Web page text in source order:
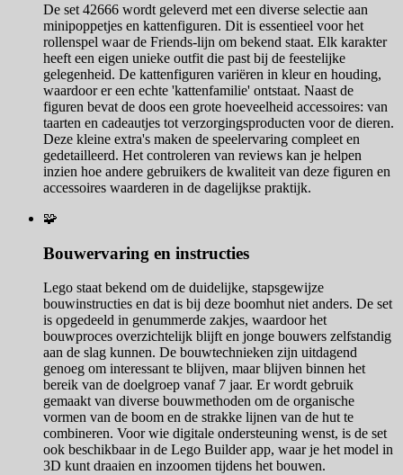
De set 42666 wordt geleverd met een diverse selectie aan
minipoppetjes en kattenfiguren. Dit is essentieel voor het
rollenspel waar de Friends-lijn om bekend staat. Elk karakter
heeft een eigen unieke outfit die past bij de feestelijke
gelegenheid. De kattenfiguren variëren in kleur en houding,
waardoor er een echte 'kattenfamilie' ontstaat. Naast de
figuren bevat de doos een grote hoeveelheid accessoires: van
taarten en cadeautjes tot verzorgingsproducten voor de dieren.
Deze kleine extra's maken de speelervaring compleet en
gedetailleerd. Het controleren van reviews kan je helpen
inzien hoe andere gebruikers de kwaliteit van deze figuren en
accessoires waarderen in de dagelijkse praktijk.
🧩
Bouwervaring en instructies
Lego staat bekend om de duidelijke, stapsgewijze
bouwinstructies en dat is bij deze boomhut niet anders. De set
is opgedeeld in genummerde zakjes, waardoor het
bouwproces overzichtelijk blijft en jonge bouwers zelfstandig
aan de slag kunnen. De bouwtechnieken zijn uitdagend
genoeg om interessant te blijven, maar blijven binnen het
bereik van de doelgroep vanaf 7 jaar. Er wordt gebruik
gemaakt van diverse bouwmethoden om de organische
vormen van de boom en de strakke lijnen van de hut te
combineren. Voor wie digitale ondersteuning wenst, is de set
ook beschikbaar in de Lego Builder app, waar je het model in
3D kunt draaien en inzoomen tijdens het bouwen.